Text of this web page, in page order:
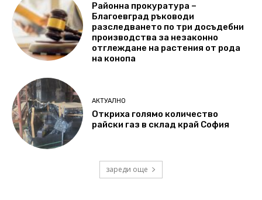
Районна прокуратура –
Благоевград ръководи
разследването по три досъдебни
производства за незаконно
отглеждане на растения от рода
на конопа
АКТУАЛНО
Откриха голямо количество
райски газ в склад край София
зареди още